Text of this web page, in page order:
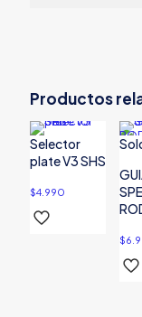
Productos
Selector
plate V3 SHS
$4.990
$